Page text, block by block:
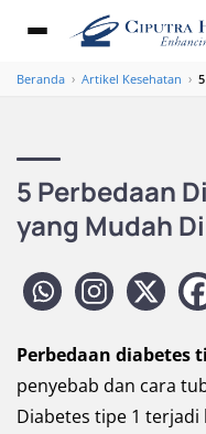
Beranda › Artikel Kesehatan ›
5 Perbedaan
yang Mudah
Perbedaan diabetes
penyebab dan cara
Diabetes tipe 1